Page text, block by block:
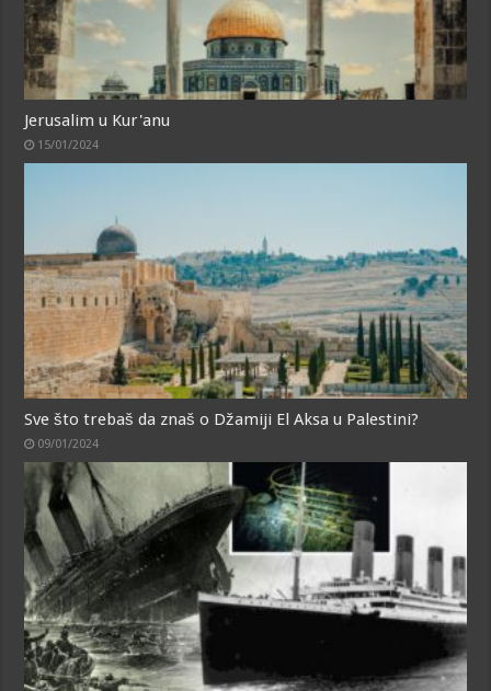
Jerusalim u Kur'anu
15/01/2024
Sve što trebaš da znaš o Džamiji El Aksa u Palestini?
09/01/2024